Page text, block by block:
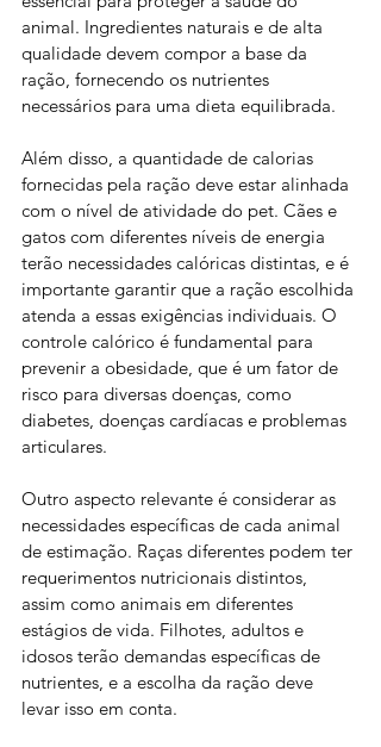
animal. Ingredientes naturais e de alta
qualidade devem compor a base da
ração, fornecendo os nutrientes
necessários para uma dieta equilibrada.
Além disso, a quantidade de calorias
fornecidas pela ração deve estar alinhada
com o nível de atividade do pet. Cães e
gatos com diferentes níveis de energia
terão necessidades calóricas distintas, e é
importante garantir que a ração escolhida
atenda a essas exigências individuais. O
controle calórico é fundamental para
prevenir a obesidade, que é um fator de
risco para diversas doenças, como
diabetes, doenças cardíacas e problemas
articulares.
Outro aspecto relevante é considerar as
necessidades específicas de cada animal
de estimação. Raças diferentes podem ter
requerimentos nutricionais distintos,
assim como animais em diferentes
estágios de vida. Filhotes, adultos e
idosos terão demandas específicas de
nutrientes, e a escolha da ração deve
levar isso em conta.